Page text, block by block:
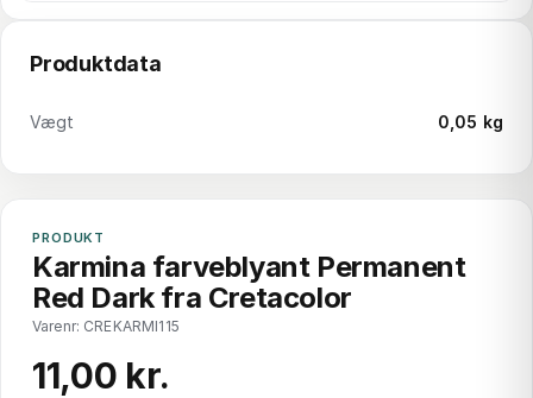
Produktdata
Vægt 0,05 kg
PRODUKT
Karmina farveblyant Permanent
Red Dark fra Cretacolor
Varenr: CREKARMI115
11,00 kr.